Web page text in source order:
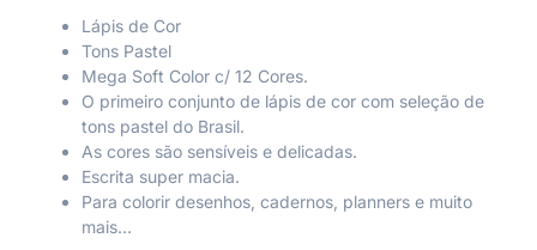
Lápis de Cor
Tons Pastel
Mega Soft Color c/ 12 Cores.
O primeiro conjunto de lápis de cor com seleção de
tons pastel do Brasil.
As cores são sensíveis e delicadas.
Escrita super macia.
Para colorir desenhos, cadernos, planners e muito
mais…